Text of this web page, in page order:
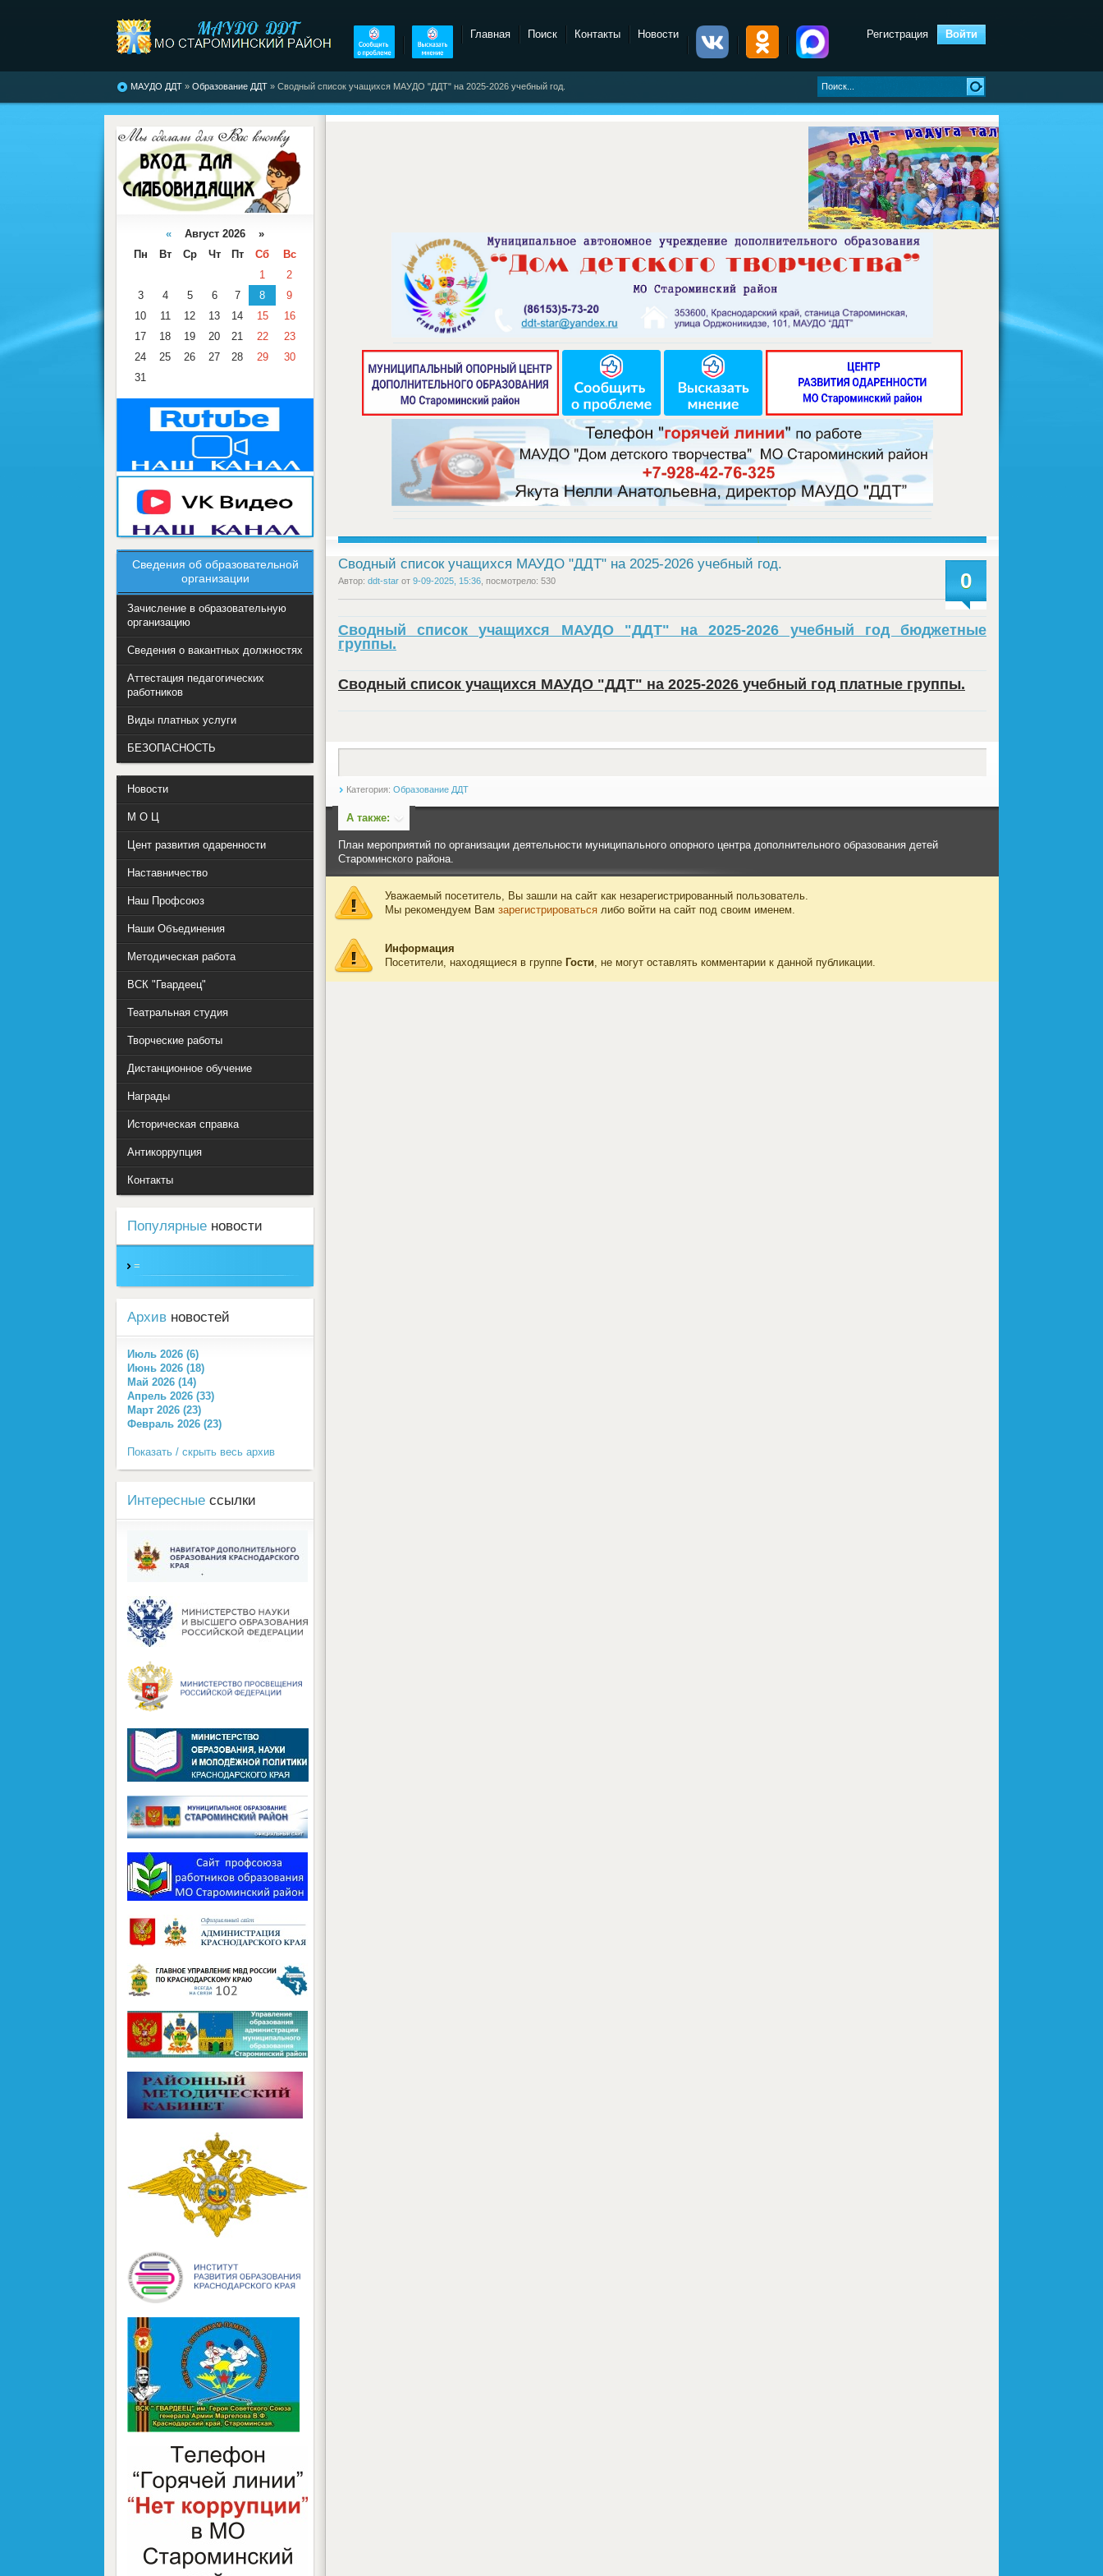
Регистрация Войти
Главная Поиск Контакты Новости
МАУДО ДДТ » Образование ДДТ » Сводный список учащихся МАУДО "ДДТ" на 2025-2026 учебный год.
0
Сводный список учащихся МАУДО "ДДТ" на 2025-2026 учебный год.
Автор: ddt-star от 9-09-2025, 15:36 , посмотрело: 530
Сводный список учащихся МАУДО "ДДТ" на 2025-2026 учебный год бюджетные
группы.
Сводный список учащихся МАУДО "ДДТ" на 2025-2026 учебный год платные группы.
Категория: Образование ДДТ
А также:
План мероприятий по организации деятельности муниципального опорного центра дополнительного образования детей
Староминского района.
Уважаемый посетитель, Вы зашли на сайт как незарегистрированный пользователь.
Мы рекомендуем Вам зарегистрироваться либо войти на сайт под своим именем.
Информация
Посетители, находящиеся в группе Гости, не могут оставлять комментарии к данной публикации.
« Август 2026 »
Пн
Вт Ср Чт Пт Сб
Вс
1
2
3
4 5 6 7 8
9
10
11 12 13 14 15
16
17
18 19 20 21 22
23
24
25 26 27 28 29
30
31
Сведения об образовательной
организации
Зачисление в образовательную
организацию
Сведения о вакантных должностях
Аттестация педагогических
работников
Виды платных услуги
БЕЗОПАСНОСТЬ
Новости
М О Ц
Цент развития одаренности
Наставничество
Наш Профсоюз
Наши Объединения
Методическая работа
ВСК "Гвардеец"
Театральная студия
Творческие работы
Дистанционное обучение
Награды
Историческая справка
Антикоррупция
Контакты
Популярные новости
=
Архив новостей
Июль 2026 (6)
Июнь 2026 (18)
Май 2026 (14)
Апрель 2026 (33)
Март 2026 (23)
Февраль 2026 (23)
Показать / скрыть весь архив
Интересные ссылки